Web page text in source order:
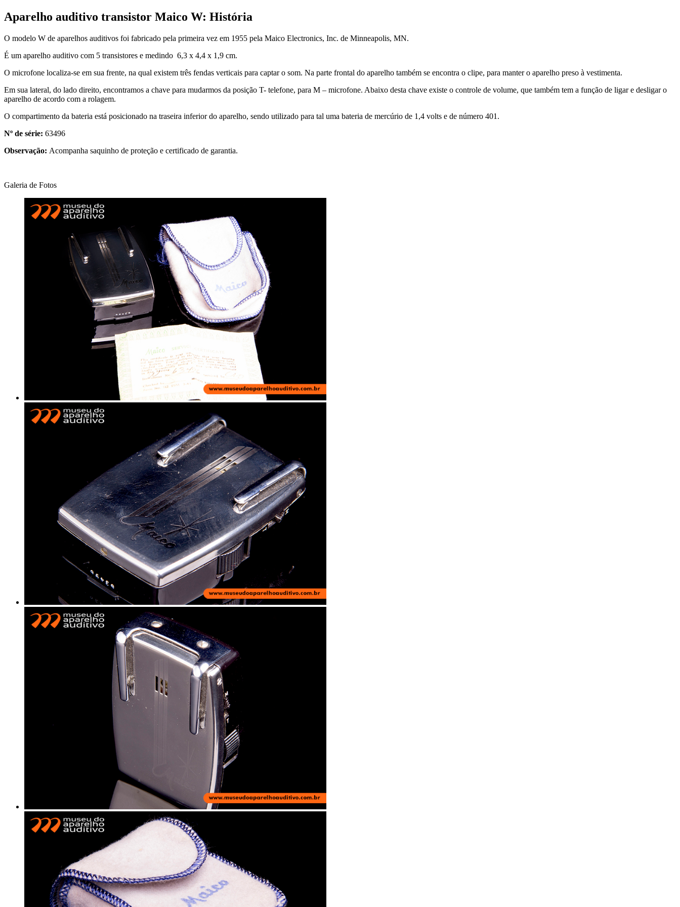
Aparelho auditivo transistor Maico W: História
O modelo W de aparelhos auditivos foi fabricado pela primeira vez em 1955 pela Maico Electronics, Inc. de Minneapolis, MN.
É um aparelho auditivo com 5 transistores e medindo 6,3 x 4,4 x 1,9 cm.
O microfone localiza-se em sua frente, na qual existem três fendas verticais para captar o som. Na parte frontal do aparelho também se encontra o clipe, para manter o aparelho preso à vestimenta.
Em sua lateral, do lado direito, encontramos a chave para mudarmos da posição T- telefone, para M – microfone. Abaixo desta chave existe o controle de volume, que também tem a função de ligar e desligar o
aparelho de acordo com a rolagem.
O compartimento da bateria está posicionado na traseira inferior do aparelho, sendo utilizado para tal uma bateria de mercúrio de 1,4 volts e de número 401.
Nº de série: 63496
Observação: Acompanha saquinho de proteção e certificado de garantia.
Galeria de Fotos